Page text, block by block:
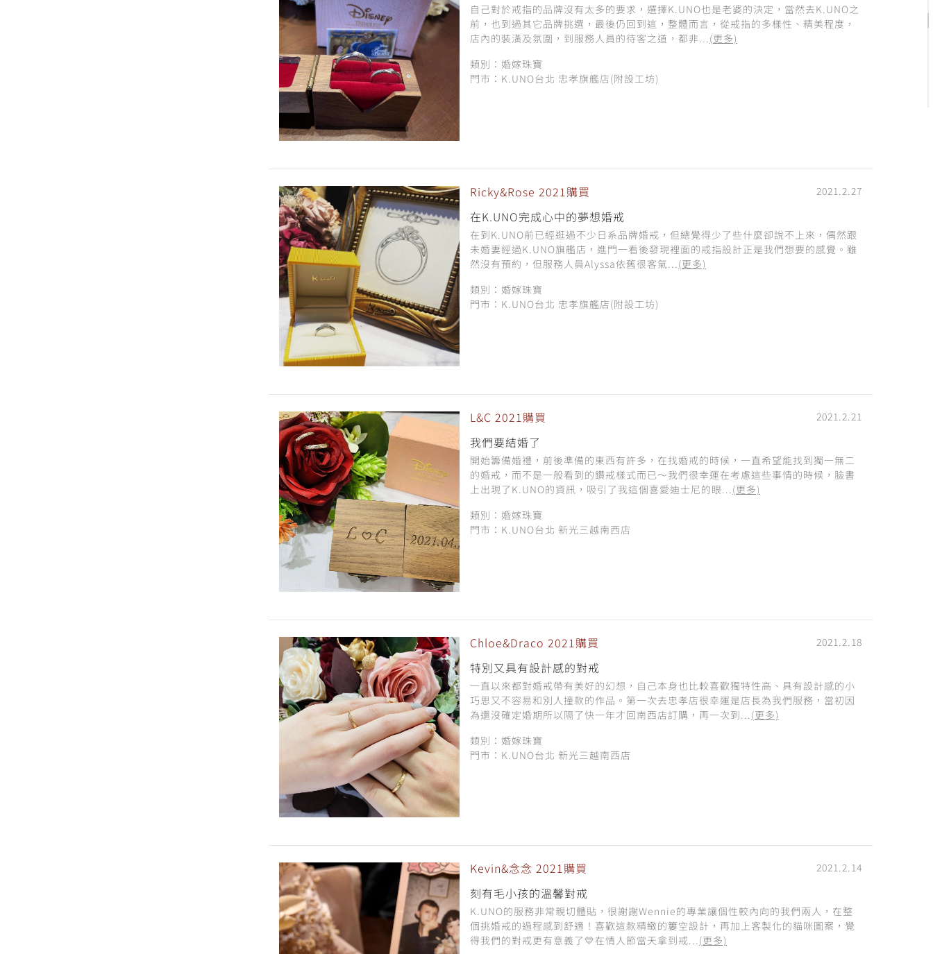
自己對於戒指的品牌沒有太多的要求，選擇K.UNO也是老婆的決定，當然去K.UNO之
前，也到過其它品牌挑選，最後仍回到這，整體而言，從戒指的多樣性、精美程度，
店內的裝潢及氛圍，到服務人員的待客之道，都非... (更多)
類別：婚嫁珠寶
門市：K.UNO台北 忠孝旗艦店(附設工坊)
Ricky&Rose 2021購買 2021.2.27
在K.UNO完成心中的夢想婚戒
在到K.UNO前已經逛過不少日系品牌婚戒，但總覺得少了些什麼卻說不上來，偶然跟
未婚妻經過K.UNO旗艦店，進門一看後發現裡面的戒指設計正是我們想要的感覺。雖
然沒有預約，但服務人員Alyssa依舊很客氣... (更多)
類別：婚嫁珠寶
門市：K.UNO台北 忠孝旗艦店(附設工坊)
L&C 2021購買 2021.2.21
我們要結婚了
開始籌備婚禮，前後準備的東西有許多，在找婚戒的時候，一直希望能找到獨一無二
的婚戒，而不是一般看到的鑽戒樣式而已～我們很幸運在考慮這些事情的時候，臉書
上出現了K.UNO的資訊，吸引了我這個喜愛迪士尼的眼... (更多)
類別：婚嫁珠寶
門市：K.UNO台北 新光三越南西店
Chloe&Draco 2021購買 2021.2.18
特別又具有設計感的對戒
一直以來都對婚戒帶有美好的幻想，自己本身也比較喜歡獨特性高、具有設計感的小
巧思又不容易和別人撞款的作品。第一次去忠孝店很幸運是店長為我們服務，當初因
為還沒確定婚期所以隔了快一年才回南西店訂購，再一次到... (更多)
類別：婚嫁珠寶
門市：K.UNO台北 新光三越南西店
Kevin&念念 2021購買 2021.2.14
刻有毛小孩的溫馨對戒
K.UNO的服務非常親切體貼，很謝謝Wennie的專業讓個性較內向的我們兩人，在整
個挑婚戒的過程感到舒適！喜歡這款精緻的簍空設計，再加上客製化的貓咪圖案，覺
得我們的對戒更有意義了💛在情人節當天拿到戒... (更多)